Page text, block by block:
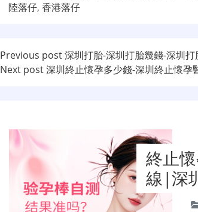
陸落仔, 香港落仔
文
章
航
Previous post深圳打胎-深圳打胎幾錢-深圳
Next post深圳終止懷孕多少錢-深圳終止懷
終止
線|深